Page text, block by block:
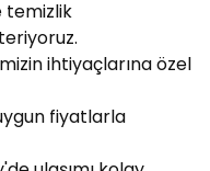
temizlik
ihtiyaçlarına özel
fiyatlarla